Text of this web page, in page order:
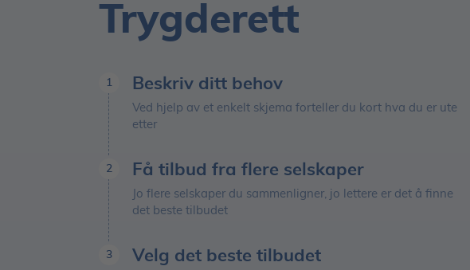
Trygderett
1 Beskriv ditt behov
Ved hjelp av et enkelt skjema forteller du kort hva du er ute
etter
2 Få tilbud fra flere selskaper
Jo flere selskaper du sammenligner, jo lettere er det å finne
det beste tilbudet
3 Velg det beste tilbudet